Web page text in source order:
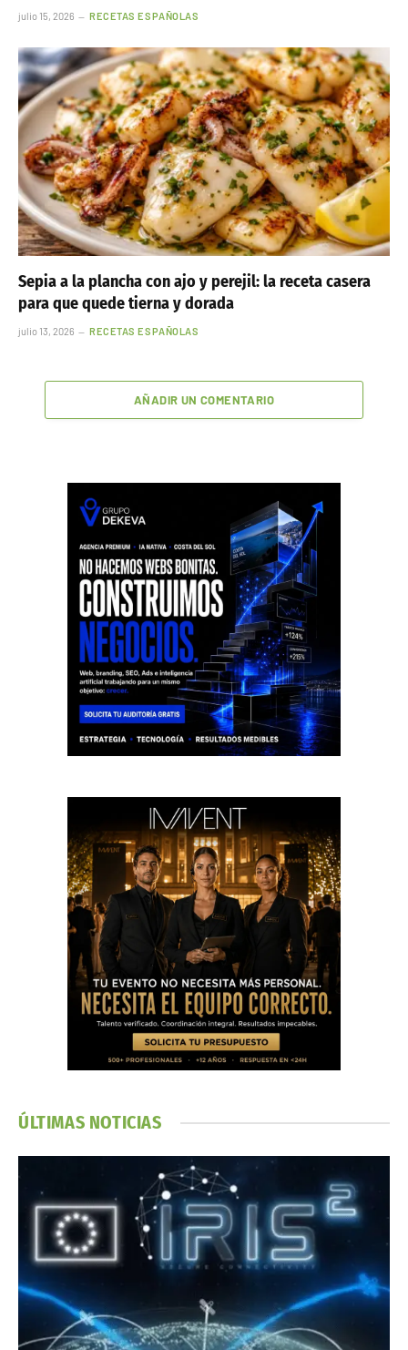
julio 15, 2026 RECETAS ESPAÑOLAS
Sepia a la plancha con ajo y perejil: la receta casera
para que quede tierna y dorada
julio 13, 2026 RECETAS ESPAÑOLAS
AÑADIR UN COMENTARIO
ÚLTIMAS NOTICIAS